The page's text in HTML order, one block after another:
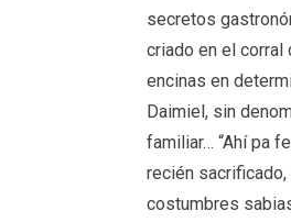
secretos
criado en el corral
encinas en
Daimiel, sin
familiar… “Ahí pa
recién
costumbres